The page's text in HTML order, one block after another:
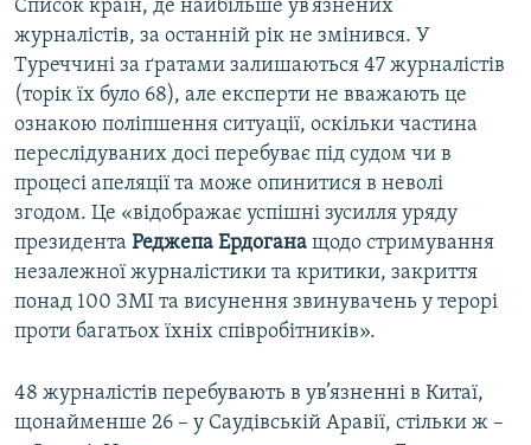
Список країн, де найбільше ув’язнених
журналістів, за останній рік не змінився. У
Туреччині за ґратами залишаються 47 журналістів
(торік їх було 68), але експерти не вважають це
ознакою поліпшення ситуації, оскільки частина
переслідуваних досі перебуває під судом чи в
процесі апеляції та може опинитися в неволі
згодом. Це «відображає успішні зусилля уряду
президента Реджепа Ердогана щодо стримування
незалежної журналістики та критики, закриття
понад 100 ЗМІ та висунення звинувачень у терорі
проти багатьох їхніх співробітників».
48 журналістів перебувають в ув’язненні в Китаї,
щонайменше 26 – у Саудівській Аравії, стільки ж –